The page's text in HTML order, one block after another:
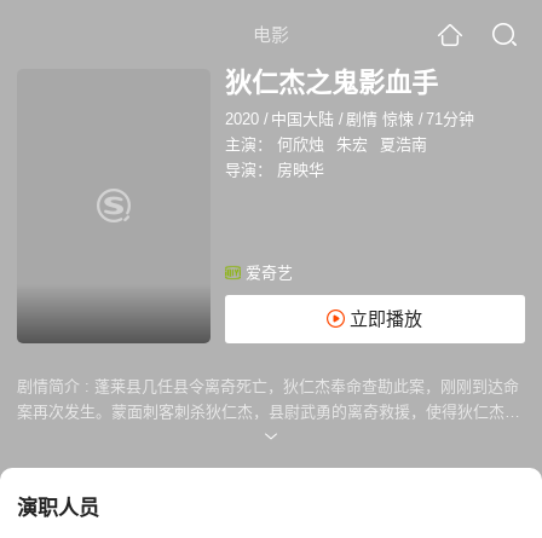
电影
狄仁杰之鬼影血手
2020 / 中国大陆 /剧情 惊悚 /71分钟
主演：
何欣烛 朱宏
夏浩南
导演：
房映华
爱奇艺
立即播放
剧情简介 : 蓬莱县几任县令离奇死亡，狄仁杰奉命查勘此案，刚刚到达命
案再次发生。蒙面刺客刺杀狄仁杰，县尉武勇的离奇救援，使得狄仁杰发
现县丞的可疑。然而县丞却突然死在家里，线索指向迷雾森林。追到迷雾
求住进县衙。傍晚时武勇带回来被杀死的东瀛人，而洪姑娘却离奇失踪。
演职人员